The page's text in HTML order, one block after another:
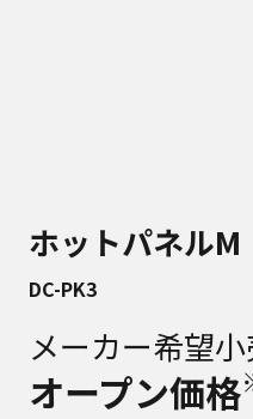
ホットパネルM
DC-PK3
メーカー希望
オープン価格